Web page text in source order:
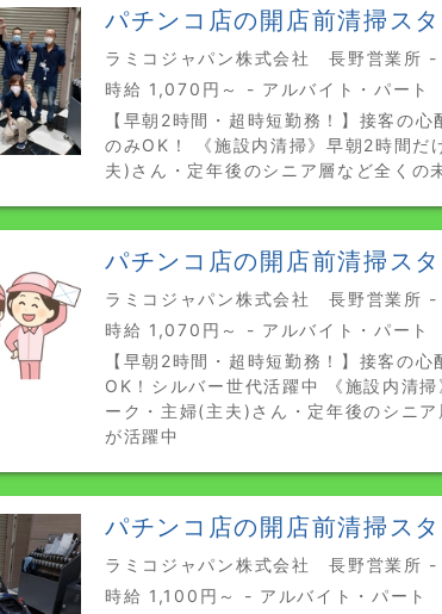
パチンコ店の開店前清掃ス
ラミコジャパン株式会社 長野営業所 -
時給 1,070円～ - アルバイト・パート
【早朝2時間・超時短勤務！】接客の
のみOK！ 《施設内清掃》早朝2時間だ
夫)さん・定年後のシニア層など全くの
パチンコ店の開店前清掃ス
ラミコジャパン株式会社 長野営業所 -
時給 1,070円～ - アルバイト・パート
【早朝2時間・超時短勤務！】接客の
OK！シルバー世代活躍中 《施設内清
ーク・主婦(主夫)さん・定年後のシニ
が活躍中
パチンコ店の開店前清掃ス
ラミコジャパン株式会社 長野営業所 -
時給 1,100円～ - アルバイト・パート